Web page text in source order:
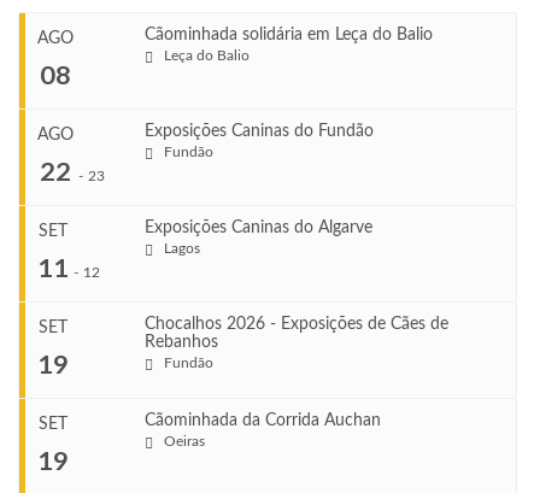
AGO
08
Cãominhada solidária em Leça do Balio
Leça do Balio
COMEÇA
Ago 8, 2026
TERMINA
Ago 8, 2026
Leça do Balio
AGO
22 - 23
Exposições Caninas do Fundão
Fundão
Ago 22, 2026
Ago 23, 2026
VENUE
SET
11 - 12
Exposições Caninas do Algarve
Lagos
Set 11, 2026
SET
19
Chocalhos 2026 - Exposições de Cães de
Rebanhos
Fundão
SET
19
Cãominhada da Corrida Auchan
Oeiras